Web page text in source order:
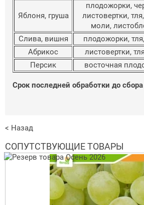
Яблоня, груша
плодожорки,
листовертки,
моли,
Слива, вишня плодожорки,
Абрикос
листовертки,
Персик
восточная
Срок последней обработки до
< Назад
СОПУТСТВУЮЩИЕ ТОВАРЫ